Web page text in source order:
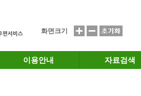
화면크기
이용안내 자료검색